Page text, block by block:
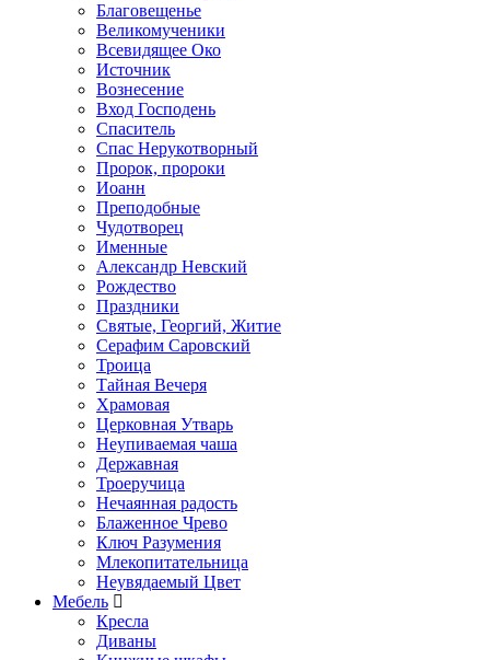
Благовещенье
Великомученики
Всевидящее Око
Источник
Вознесение
Вход Господень
Спаситель
Спас Нерукотворный
Пророк, пророки
Иоанн
Преподобные
Чудотворец
Именные
Александр Невский
Рождество
Праздники
Святые, Георгий, Житие
Серафим Саровский
Троица
Тайная Вечеря
Храмовая
Церковная Утварь
Неупиваемая чаша
Державная
Троеручица
Нечаянная радость
Блаженное Чрево
Ключ Разумения
Млекопитательница
Неувядаемый Цвет
Мебель
Кресла
Диваны